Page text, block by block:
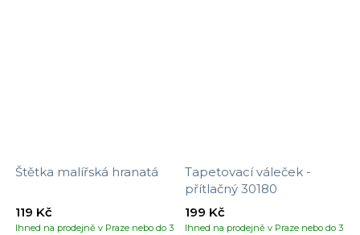
Štětka malířská hranatá
Ihned na prodejně v Praze nebo do 3
119 Kč
Tapetovací váleček -
přítlačný 30180
Ihned na prodejně v Praze nebo do 3
199 Kč